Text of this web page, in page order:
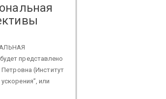
представлено
(Институт
или